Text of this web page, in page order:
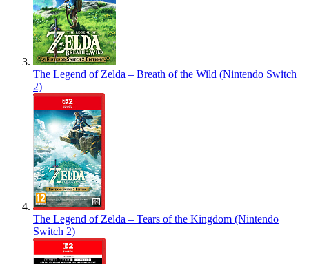
The Legend of Zelda – Breath of the Wild (Nintendo Switch
2)
The Legend of Zelda – Tears of the Kingdom (Nintendo
Switch 2)